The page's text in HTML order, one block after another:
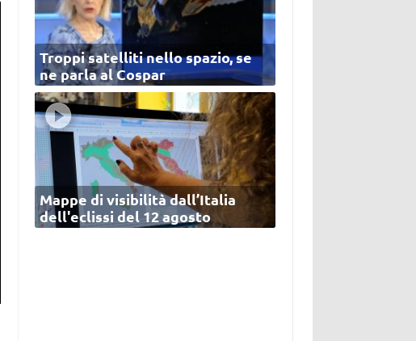
Troppi satelliti nello spazio, se
ne parla al Cospar
Mappe di visibilità dall’Italia
dell'eclissi del 12 agosto